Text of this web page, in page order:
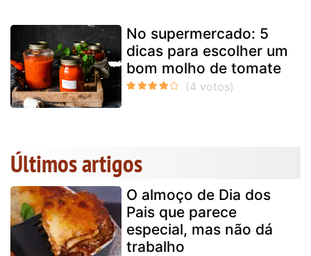
No supermercado: 5
dicas para escolher um
bom molho de tomate
Últimos artigos
O almoço de Dia dos
Pais que parece
especial, mas não dá
trabalho